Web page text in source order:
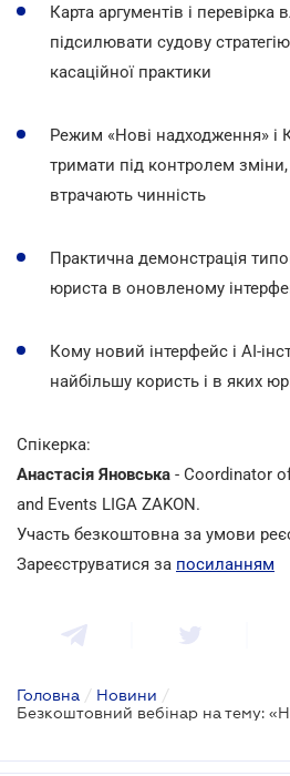
Карта аргументів і перевірка
підсилювати судову
касаційної практики
Режим «Нові надходження» і
тримати під контролем
втрачають чинність
Практична демонстрація
юриста в оновленому
Кому новий інтерфейс і AI-
найбільшу користь і в яких
Спікерка:
Анастасія Яновська - Coordinator
and Events LIGA ZAKON.
Участь безкоштовна за умови
Зареєструватися за посиланням
Головна / Новини /